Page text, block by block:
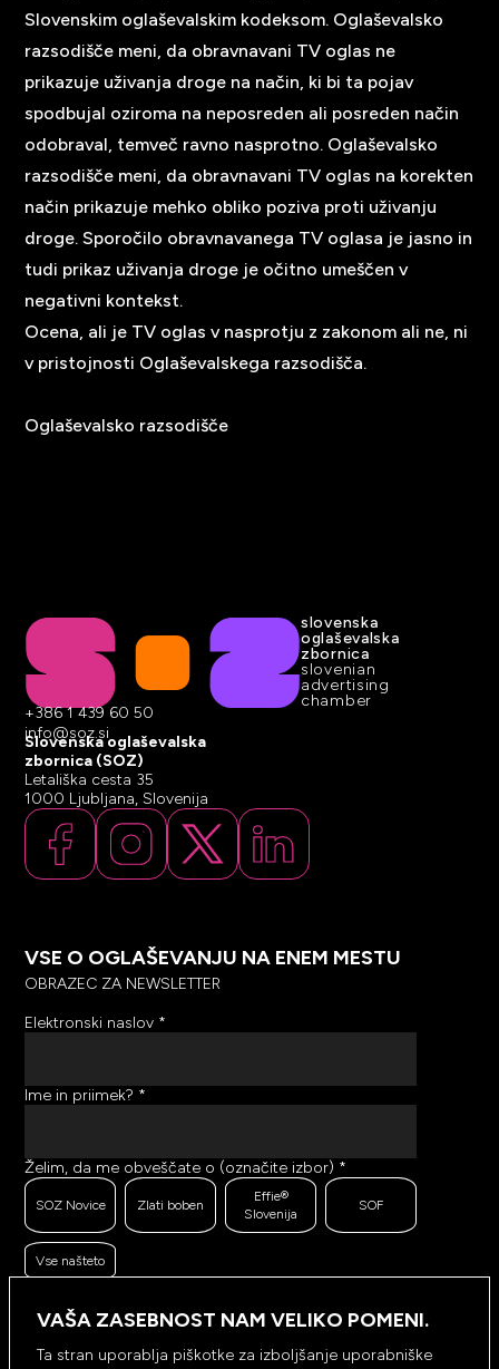
Slovenskim oglaševalskim kodeksom. Oglaševalsko
razsodišče meni, da obravnavani TV oglas ne
prikazuje uživanja droge na način, ki bi ta pojav
spodbujal oziroma na neposreden ali posreden način
odobraval, temveč ravno nasprotno. Oglaševalsko
razsodišče meni, da obravnavani TV oglas na korekten
način prikazuje mehko obliko poziva proti uživanju
droge. Sporočilo obravnavanega TV oglasa je jasno in
tudi prikaz uživanja droge je očitno umeščen v
negativni kontekst.
Ocena, ali je TV oglas v nasprotju z zakonom ali ne, ni
v pristojnosti Oglaševalskega razsodišča.
Oglaševalsko razsodišče
slovenska
oglaševalska
zbornica
slovenian
advertising
chamber
+386 1 439 60 50
info@soz.si
Slovenska oglaševalska
zbornica (SOZ)
Letališka cesta 35
1000 Ljubljana, Slovenija
VSE O OGLAŠEVANJU NA ENEM MESTU
OBRAZEC ZA NEWSLETTER
Elektronski naslov *
Ime in priimek? *
SOZ Novice Zlati boben
Effie®
Slovenija
SOF
Vse našteto
Želim, da me obveščate o (označite izbor) *
zanimivo vsebino, bi želeli meriti odzive na poslana
sporočila. Ali nam dovolite, da beležimo, hranimo
prikaze prejetih sporočil ter klike na povezave v
prejetih sporočilih? *
VAŠA ZASEBNOST NAM VELIKO POMENI.
Ta stran uporablja piškotke za izboljšanje uporabniške